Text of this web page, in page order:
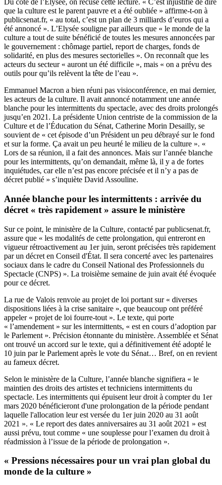
Du côté de l’Elysée, on récuse cette lecture. « C’est injustifié de dire
que la culture est le parent pauvre et a été oubliée » affirme-t-on à
publicsenat.fr, « au total, c’est un plan de 3 milliards d’euros qui a
été annoncé ». L’Elysée souligne par ailleurs que « le monde de la
culture a tout de suite bénéficié de toutes les mesures annoncées par
le gouvernement : chômage partiel, report de charges, fonds de
solidarité, en plus des mesures sectorielles ». On reconnaît que les
acteurs du secteur « auront un été difficile », mais « on a prévu des
outils pour qu’ils relèvent la tête de l’eau ».
Emmanuel Macron a bien réuni pas visioconférence, en mai dernier,
les acteurs de la culture. Il avait annoncé notamment une année
blanche pour les intermittents du spectacle, avec des droits prolongés
jusqu’en 2021. La présidente Union centriste de la commission de la
Culture et de l’Éducation du Sénat, Catherine Morin Desailly, se
souvient de « cet épisode d’un Président un peu débrayé sur le fond
et sur la forme. Ça avait un peu heurté le milieu de la culture ». «
Lors de sa réunion, il a fait des annonces. Mais sur l’année blanche
pour les intermittents, qu’on demandait, même là, il y a de fortes
inquiétudes, car elle n’est pas encore précisée et il n’y a pas de
décret publié » s’inquiète David Assouline.
Année blanche pour les intermittents : arrivée du
décret « très rapidement » assure le ministère
Sur ce point, le ministère de la Culture, contacté par publicsenat.fr,
assure que « les modalités de cette prolongation, qui entreront en
vigueur rétroactivement au 1er juin, seront précisées très rapidement
par un décret en Conseil d'État. Il sera concerté avec les partenaires
sociaux dans le cadre du Conseil National des Professionnels du
Spectacle (CNPS) ». La troisième semaine de juin avait été évoquée
pour ce décret.
La rue de Valois renvoie au projet de loi portant sur « diverses
dispositions liées à la crise sanitaire », que beaucoup ont préféré
appeler « projet de loi fourre-tout ». Le texte, qui porte
« l’amendement » sur les intermittents, « est en cours d’adoption par
le Parlement ». Précision étonnante du ministère. Assemblée et Sénat
ont trouvé un accord sur le texte, qui a définitivement été adopté le
10 juin par le Parlement après le vote du Sénat… Bref, on en revient
au fameux décret.
Selon le ministère de la Culture, l’année blanche signifiera « le
maintien des droits des artistes et techniciens intermittents du
spectacle. Les intermittents qui épuisent leur droit à compter du 1er
mars 2020 bénéficieront d'une prolongation de la période pendant
laquelle l'allocation leur est versée du 1er juin 2020 au 31 août
2021 ». « Le report des dates anniversaires au 31 août 2021 » est
aussi prévu, tout comme « une souplesse pour l’examen du droit à
réadmission à l’issue de la période de prolongation ».
« Pressions nécessaires pour un vrai plan global du
monde de la culture »